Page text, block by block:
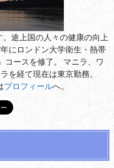
途上国の人々の健康の向上
にロンドン大学衛生・熱帯
コースを修了。 マニラ、ワ
を経て現在は東京勤務。
プロフィールへ。